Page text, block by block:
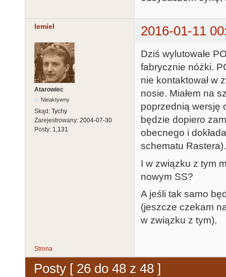
lemiel 2016-01-11
Atarowiec
Nieaktywny
Skąd: Tychy
Zarejestrowany: 2004-07-30
Posty: 1,131
Dziś wylutowałe
fabrycznie nóżki.
nie kontaktował w
nosie. Miałem na
poprzednią wersję
będzie dopiero
obecnego i
schematu Rastera).
I w związku z tym
nowym SS?
A jeśli tak samo
(jeszcze czekam
w związku z tym).
Strona
Posty [ 26 do 48 z 48 ]